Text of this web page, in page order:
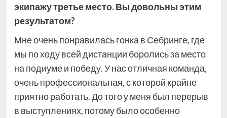
экипажу третье место. Вы довольны этим
результатом?
Мне очень понравилась гонка в Себринге, где
мы по ходу всей дистанции боролись за место
на подиуме и победу. У нас отличная команда,
очень профессиональная, с которой крайне
приятно работать. До того у меня был перерыв
в выступлениях, потому было особенно